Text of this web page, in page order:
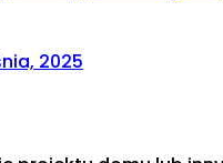
2025